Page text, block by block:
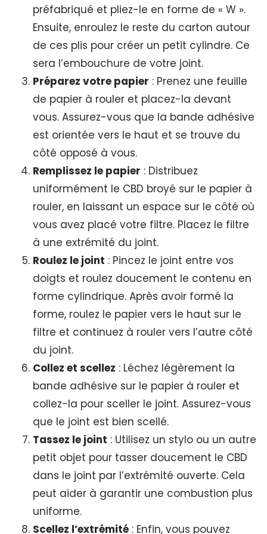
préfabriqué et pliez-le en forme de « W ».
Ensuite, enroulez le reste du carton autour
de ces plis pour créer un petit cylindre. Ce
sera l’embouchure de votre joint.
Préparez votre papier : Prenez une feuille
de papier à rouler et placez-la devant
vous. Assurez-vous que la bande adhésive
est orientée vers le haut et se trouve du
côté opposé à vous.
Remplissez le papier : Distribuez
uniformément le CBD broyé sur le papier à
rouler, en laissant un espace sur le côté où
vous avez placé votre filtre. Placez le filtre
à une extrémité du joint.
Roulez le joint : Pincez le joint entre vos
doigts et roulez doucement le contenu en
forme cylindrique. Après avoir formé la
forme, roulez le papier vers le haut sur le
filtre et continuez à rouler vers l’autre côté
du joint.
Collez et scellez : Léchez légèrement la
bande adhésive sur le papier à rouler et
collez-la pour sceller le joint. Assurez-vous
que le joint est bien scellé.
Tassez le joint : Utilisez un stylo ou un autre
petit objet pour tasser doucement le CBD
dans le joint par l’extrémité ouverte. Cela
peut aider à garantir une combustion plus
uniforme.
Scellez l’extrémité : Enfin, vous pouvez